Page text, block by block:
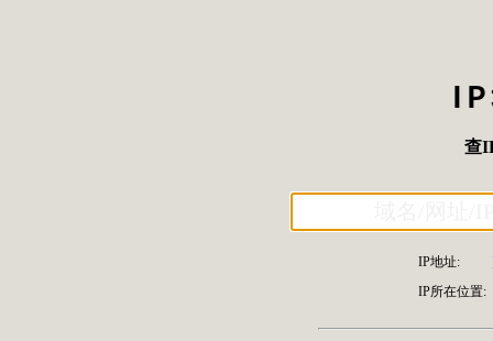
查
IP地址:
IP所在位置: